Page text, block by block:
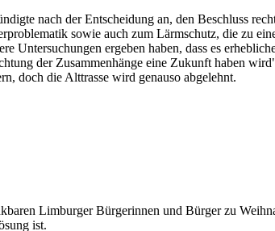
nach der Entscheidung an, den Beschluss
sowie auch zum Lärmschutz, die zu
Untersuchungen ergeben haben, dass es
der Zusammenhänge eine Zukunft haben
doch die Alttrasse wird genauso abgelehnt.
Limburger Bürgerinnen und Bürger zu
ist.